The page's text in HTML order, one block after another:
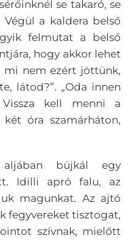
se takaró, se
Végül a kaldera belső
felmutat a belső
hogy akkor lehet
mi nem ezért jöttünk,
látod?”. „Oda innen
kell menni a
óra szamárháton,
bújkál egy
Idilli apró falu, az
magunkat. Az ajtó
fegyvereket tisztogat,
szívnak, mielőtt